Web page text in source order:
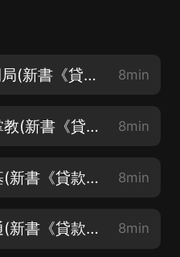
女魔頭 0001 刺激的開局(新書《貸款武聖》上架啦！) 8min
女魔頭 0002 天音宗掌教(新書《貸款武聖》上架啦！) 8min
女魔頭 0003 突破築基(新書《貸款武聖》上架啦！) 8min
女魔頭 0004 習得神通(新書《貸款武聖》上架啦！) 8min